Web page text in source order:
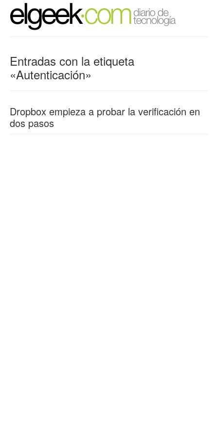
Entradas con la etiqueta
«Autenticación»
Dropbox empieza a probar la verificación en
dos pasos